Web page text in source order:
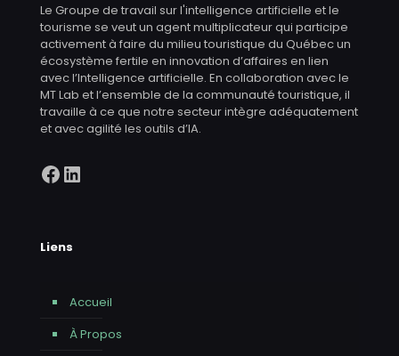
Le Groupe de travail sur l'intelligence artificielle et le
tourisme se veut un agent multiplicateur qui participe
activement à faire du milieu touristique du Québec un
écosystème fertile en innovation d’affaires en lien
avec l’Intelligence artificielle. En collaboration avec le
MT Lab et l’ensemble de la communauté touristique, il
travaille à ce que notre secteur intègre adéquatement
et avec agilité les outils d’IA.
Facebook
LinkedIn
Liens
Accueil
À Propos